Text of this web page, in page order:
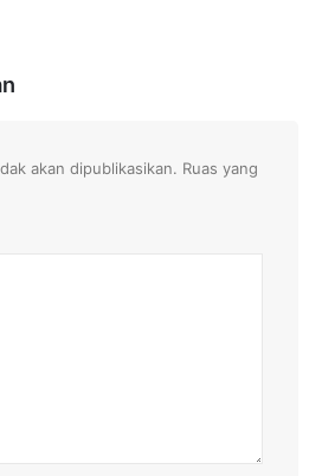
akan dipublikasikan. Ruas yang